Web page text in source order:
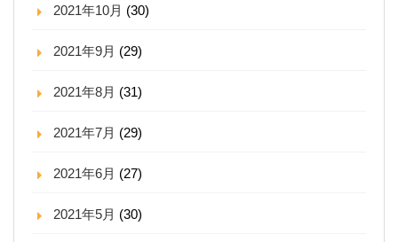
2021年10月 (30)
2021年9月 (29)
2021年8月 (31)
2021年7月 (29)
2021年6月 (27)
2021年5月 (30)